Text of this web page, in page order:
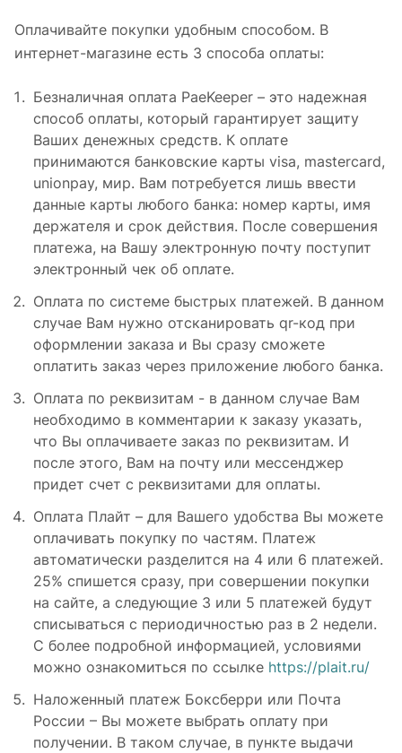
Оплачивайте покупки удобным способом. В
интернет-магазине есть 3 способа оплаты:
Безналичная оплата PaeKeeper – это надежная
способ оплаты, который гарантирует защиту
Ваших денежных средств. К оплате
принимаются банковские карты visa, mastercard,
unionpay, мир. Вам потребуется лишь ввести
данные карты любого банка: номер карты, имя
держателя и срок действия. После совершения
платежа, на Вашу электронную почту поступит
электронный чек об оплате.
Оплата по системе быстрых платежей. В данном
случае Вам нужно отсканировать qr-код при
оформлении заказа и Вы сразу сможете
оплатить заказ через приложение любого банка.
Оплата по реквизитам - в данном случае Вам
необходимо в комментарии к заказу указать,
что Вы оплачиваете заказ по реквизитам. И
после этого, Вам на почту или мессенджер
придет счет с реквизитами для оплаты.
Оплата Плайт – для Вашего удобства Вы можете
оплачивать покупку по частям. Платеж
автоматически разделится на 4 или 6 платежей.
25% спишется сразу, при совершении покупки
на сайте, а следующие 3 или 5 платежей будут
списываться с периодичностью раз в 2 недели.
С более подробной информацией, условиями
можно ознакомиться по ссылке https://plait.ru/
Наложенный платеж Боксберри или Почта
России – Вы можете выбрать оплату при
получении. В таком случае, в пункте выдачи